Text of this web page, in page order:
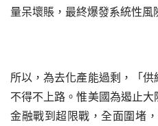
量呆壞賬，最終爆發系統性風
所以，為去化產能過剩，「
不得不上路。惟美國為遏止
金融戰到超限戰，全面圍堵